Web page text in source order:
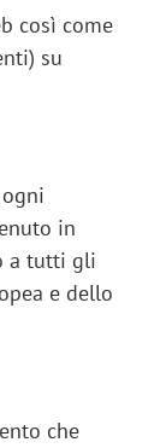
così come
su
in
a tutti gli
e dello
che